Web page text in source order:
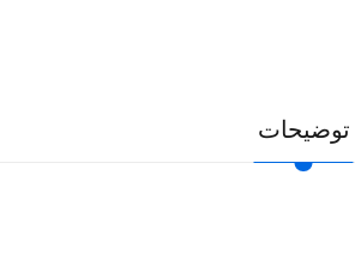
توضیحات